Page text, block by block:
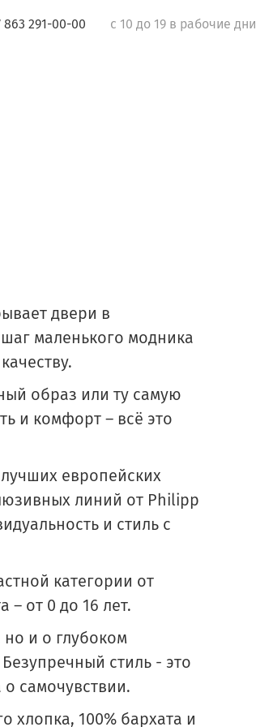
863 291-00-00 с 10 до 19 в рабочие дни
двери в
маленького модника
образ или ту самую
и комфорт – всё это
европейских
линий от Philipp
и стиль с
категории от
– от 0 до 16 лет.
и о глубоком
стиль - это
самочувствии.
хлопка, 100% бархата и